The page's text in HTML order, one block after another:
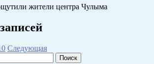
жители центра Чулыма
Следующая